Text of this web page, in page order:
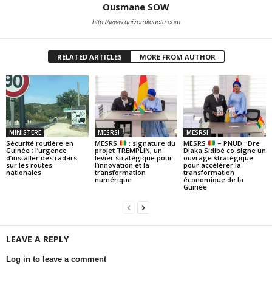
Ousmane SOW
http://www.universiteactu.com
RELATED ARTICLES MORE FROM AUTHOR
MINISTERE
Sécurité routière en
Guinée : l’urgence
d’installer des radars
sur les routes
nationales
MESRSI
MESRS
: signature du
projet TREMPLIN, un
levier stratégique pour
l’innovation et la
transformation
numérique
MESRSI
MESRS
– PNUD : Dre
Diaka Sidibé co-signe un
ouvrage stratégique
pour accélérer la
transformation
économique de la
Guinée
LEAVE A REPLY
Log in to leave a comment